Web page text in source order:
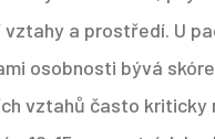
vztahy a prostředí. U
osobnosti bývá
vztahů často kriticky